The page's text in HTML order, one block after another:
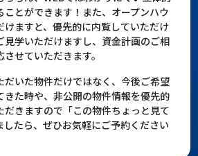
ことができます！また、オープンハウ
けますと、優先的に内覧していただけ
見学いただけますし、資金計画のご相
せていただきます。
だいた物件だけではなく、今後ご希望
きた時や、非公開の物件情報を優先的
だきますので「この物件ちょっと見て
したら、ぜひお気軽にご予約ください